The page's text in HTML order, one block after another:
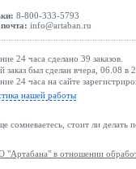
8-800-333-5793
info@artaban.ru
24 часа сделано 39 заказов.
заказ был сделан вчера, 06.08 в
24 часа на сайте
нашей работы
сомневаетесь, стоит ли делать
"Артабана" в отношении